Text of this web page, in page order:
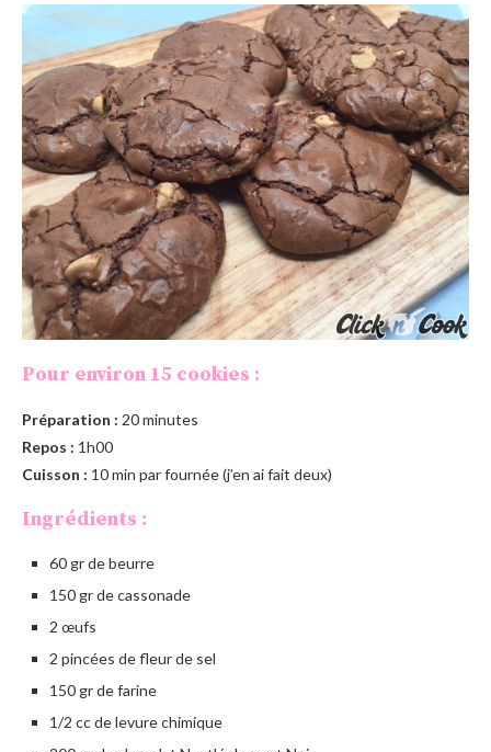
Pour environ 15 cookies :
Préparation : 20 minutes
Repos : 1h00
Cuisson : 10 min par fournée (j’en ai fait deux)
Ingrédients :
60 gr de beurre
150 gr de cassonade
2 œufs
2 pincées de fleur de sel
150 gr de farine
1/2 cc de levure chimique